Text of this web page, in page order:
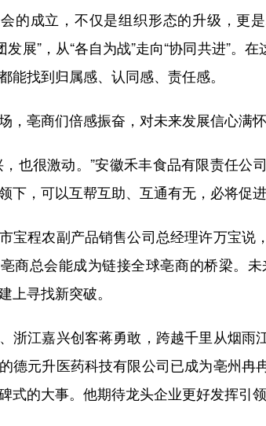
成立，不仅是组织形态的升级，更是
发展”，从“各自为战”走向“协同共进”
能找到归属感、认同感、责任感。
亳商们倍感振奋，对未来发展信心满怀
很激动。”安徽禾丰食品有限责任公
下，可以互帮互助、互通有无，必将促
程农副产品销售公司总经理许万宝说
商总会能成为链接全球亳商的桥梁。
上寻找新突破。
江嘉兴创客蒋勇敢，跨越千里从烟雨
元升医药科技有限公司已成为亳州冉
式的大事。他期待龙头企业更好发挥引